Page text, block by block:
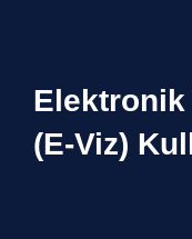
Elektronik
(E-Viz)